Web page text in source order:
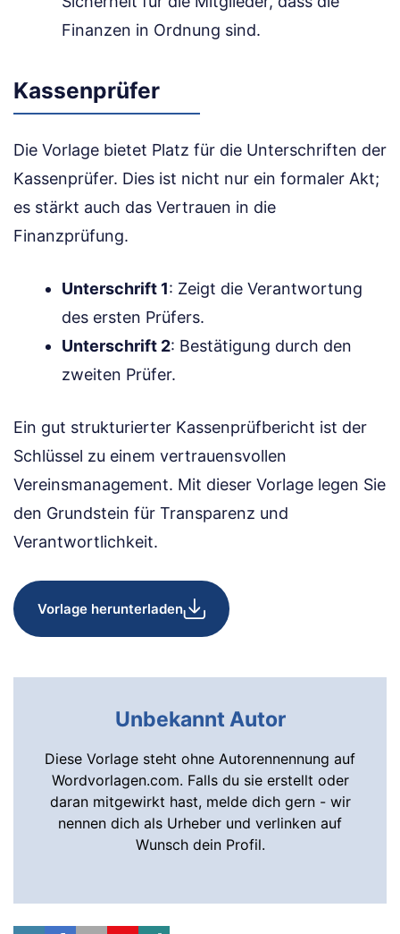
Finanzen in Ordnung sind.
Kassenprüfer
Die Vorlage bietet Platz für die Unterschriften der
Kassenprüfer. Dies ist nicht nur ein formaler Akt;
es stärkt auch das Vertrauen in die
Finanzprüfung.
Unterschrift 1: Zeigt die Verantwortung
des ersten Prüfers.
Unterschrift 2: Bestätigung durch den
zweiten Prüfer.
Ein gut strukturierter Kassenprüfbericht ist der
Schlüssel zu einem vertrauensvollen
Vereinsmanagement. Mit dieser Vorlage legen Sie
den Grundstein für Transparenz und
Verantwortlichkeit.
Vorlage herunterladen
Unbekannt Autor
Diese Vorlage steht ohne Autorennennung auf
Wordvorlagen.com. Falls du sie erstellt oder
daran mitgewirkt hast, melde dich gern - wir
nennen dich als Urheber und verlinken auf
Wunsch dein Profil.